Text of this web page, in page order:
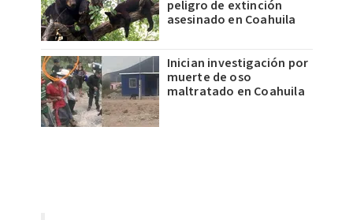
peligro de extinción
asesinado en Coahuila
Inician investigación por
muerte de oso
maltratado en Coahuila